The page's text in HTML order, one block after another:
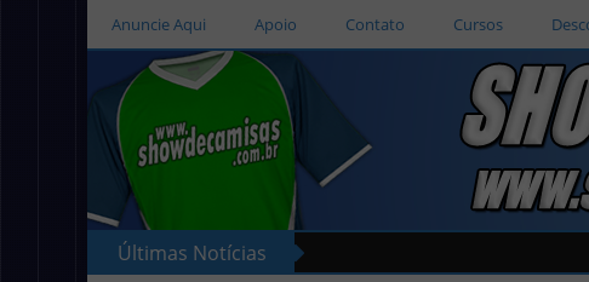
Anuncie Aqui Apoio Contato Cursos
Últimas Notícias